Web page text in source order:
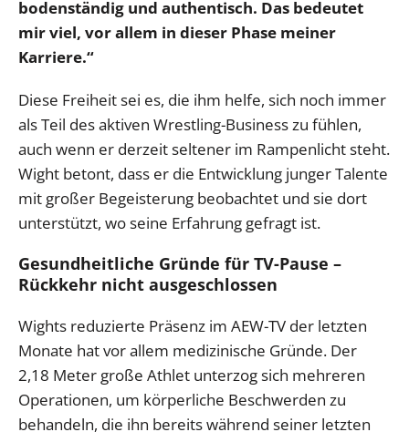
bodenständig und authentisch. Das bedeutet
mir viel, vor allem in dieser Phase meiner
Karriere.“
Diese Freiheit sei es, die ihm helfe, sich noch immer
als Teil des aktiven Wrestling-Business zu fühlen,
auch wenn er derzeit seltener im Rampenlicht steht.
Wight betont, dass er die Entwicklung junger Talente
mit großer Begeisterung beobachtet und sie dort
unterstützt, wo seine Erfahrung gefragt ist.
Gesundheitliche Gründe für TV-Pause –
Rückkehr nicht ausgeschlossen
Wights reduzierte Präsenz im AEW-TV der letzten
Monate hat vor allem medizinische Gründe. Der
2,18 Meter große Athlet unterzog sich mehreren
Operationen, um körperliche Beschwerden zu
behandeln, die ihn bereits während seiner letzten